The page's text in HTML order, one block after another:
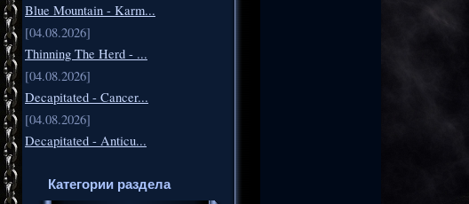
Blue Mountain - Karm...
[04.08.2026]
Thinning The Herd - ...
[04.08.2026]
Decapitated - Cancer...
[04.08.2026]
Decapitated - Anticu...
Категории раздела